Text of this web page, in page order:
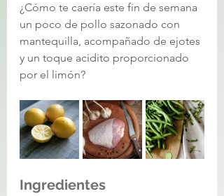
¿Cómo te caería este fin de semana
un poco de pollo sazonado con
mantequilla, acompañado de ejotes
y un toque acidito proporcionado
por el limón?
Ingredientes